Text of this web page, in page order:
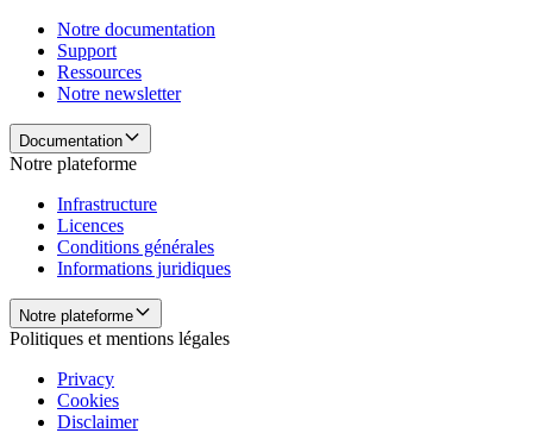
Notre documentation
Support
Ressources
Notre newsletter
Documentation
Notre plateforme
Infrastructure
Licences
Conditions générales
Informations juridiques
Notre plateforme
Politiques et mentions légales
Privacy
Cookies
Disclaimer